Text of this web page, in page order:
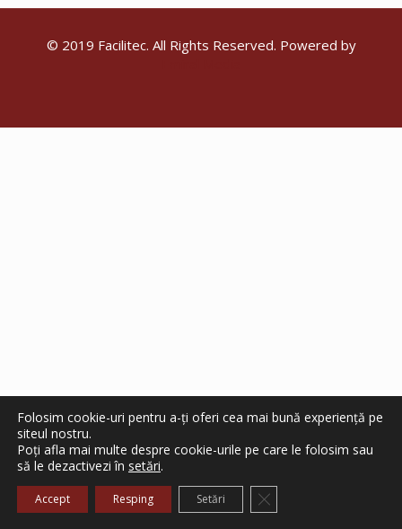
© 2019 Facilitec. All Rights Reserved. Powered by
Folosim cookie-uri pentru a-ți oferi cea mai bună experiență pe
siteul nostru.
Poți afla mai multe despre cookie-urile pe care le folosim sau
să le dezactivezi în setări.
Accept Resping Setări Close GDPR Cookie